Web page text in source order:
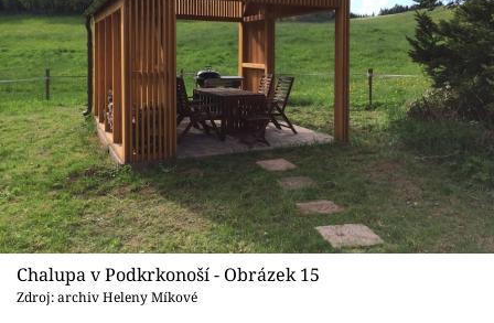
Chalupa v Podkrkonoší - Obrázek 15
Zdroj: archiv Heleny Míkové